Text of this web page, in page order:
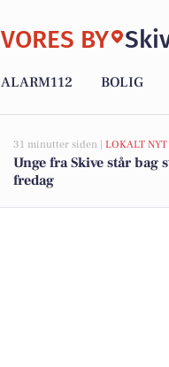
VORES BY
ALARM112 BOLIG
31 minutter siden | LOKALT NYT
Unge fra Skive står bag
fredag